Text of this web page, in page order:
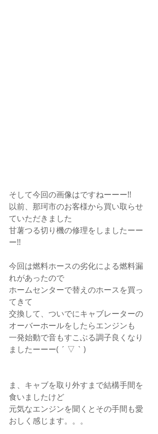
そして今回の画像はですねーーー!!
以前、那珂市のお客様から買い取らせ
ていただきました
甘薯つる切り機の修理をしましたーー
ー!!
今回は燃料ホースの劣化による燃料漏
れがあったので
ホームセンターで替えのホースを買っ
てきて
交換して、ついでにキャブレーターの
オーバーホールをしたらエンジンも
一発始動で音もすこぶる調子良くなり
ましたーーー( ´ ▽ ` )
ま、キャブを取り外すまで結構手間を
食いましたけど
元気なエンジンを聞くとその手間も愛
おしく感じます。。。